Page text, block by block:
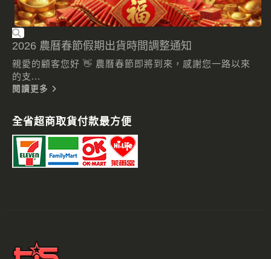
2026 農曆春節假期出貨時間調整通知
親愛的顧客您好 👋 農曆春節即將到來，感謝您一路以來
的支...
閱讀更多
全省超商取貨付款最方便